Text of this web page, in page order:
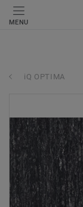
MENU
iQ OPTIMA